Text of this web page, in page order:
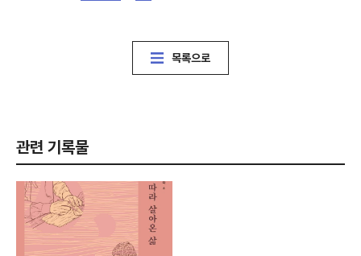
목록으로
관련 기록물